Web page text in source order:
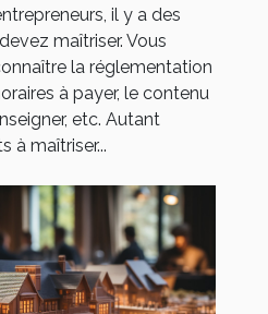
il y a des
maîtriser. Vous
la réglementation
à payer, le contenu
etc. Autant
à maîtriser...